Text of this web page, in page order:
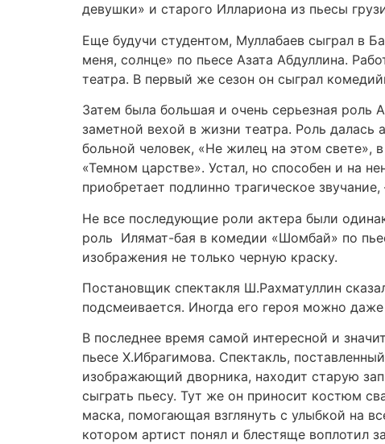
девушки» и старого Иллариона из пьесы
Еще будучи студентом, Муллабаев сыграл в
меня, солнце» по пьесе Азата Абдуллина.
театра. В первый же сезон он сыграл
Затем была большая и очень серьезная роль
заметной вехой в жизни театра. Роль далась
больной человек, «Не жилец на этом свете»,
«Темном царстве». Устал, но способен и на
приобретает подлинно трагическое
Не все последующие роли актера были
роль Илямат-бая в комедии «Шомбай» по
изображения не только черную краску.
Постановщик спектакля Ш.Рахматуллин
подсмеивается. Иногда его героя можно
В последнее время самой интересной и
пьесе Х.Ибрагимова. Спектакль,
изображающий дворника, находит старую
сыграть пьесу. Тут же он приносит костюм
маска, помогающая взглянуть с улыбкой на
котором артист понял и блестяще воплотил